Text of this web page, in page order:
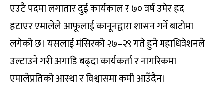
एउटै पदमा लगातार दुई कार्यकाल र ७० वर्ष उमेर हद
हटाएर एमालेले आफूलाई कानूनद्वारा शासन गर्ने बाटोमा
लगेको छ। यसलाई मंसिरको २७–२९ गते हुने महाधिवेशनले
उल्टाउने गरी अगाडि बढ्दा कार्यकर्ता र नागरिकमा
एमालेप्रतिको आस्था र विश्वासमा कमी आउँदैन।